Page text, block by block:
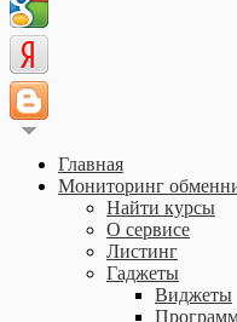
Главная
Мониторинг
Найти курсы
О сервисе
Листинг
Гаджеты
Виджеты